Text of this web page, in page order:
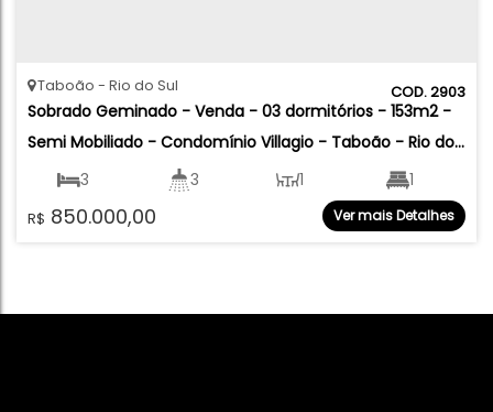
2903
Sobrado Geminado - Venda - 03 dormitórios - 153m2 -
Semi Mobiliado - Condomínio Villagio - Taboão - Rio do
R$ 850.000,00
Taboão Rio do Sul
3 3 1 1
2 Ver mais Detalhes